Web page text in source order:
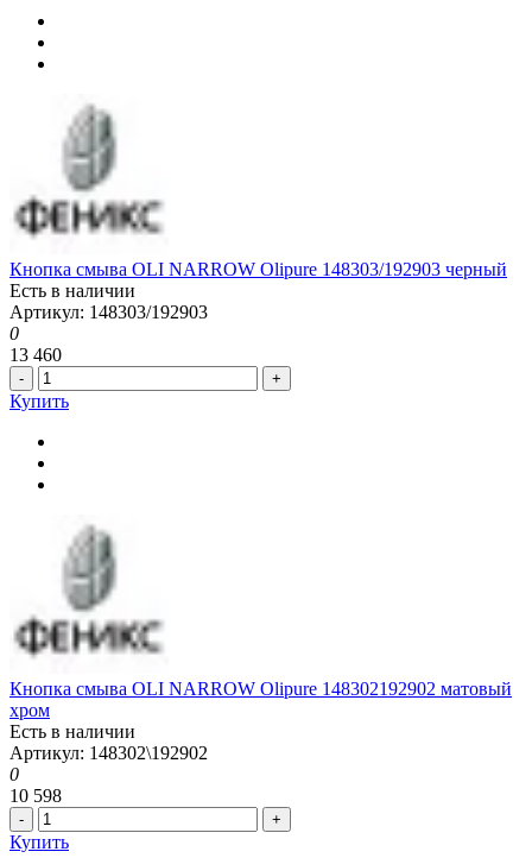
Кнопка смыва OLI NARROW Olipure 148303/192903 черный
Есть в наличии
Артикул: 148303/192903
0
13 460
- +
Купить
Кнопка смыва OLI NARROW Olipure 148302192902 матовый
хром
Есть в наличии
Артикул: 148302\192902
0
10 598
- +
Купить